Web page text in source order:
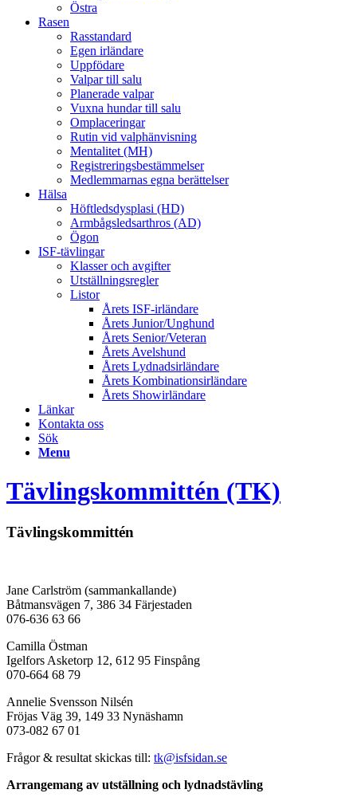
Östra
Rasen
Rasstandard
Egen irländare
Uppfödare
Valpar till salu
Planerade valpar
Vuxna hundar till salu
Omplaceringar
Rutin vid valphänvisning
Mentalitet (MH)
Registreringsbestämmelser
Medlemmarnas egna berättelser
Hälsa
Höftledsdysplasi (HD)
Armbågsledsarthros (AD)
Ögon
ISF-tävlingar
Klasser och avgifter
Utställningsregler
Listor
Årets ISF-irländare
Årets Junior/Unghund
Årets Senior/Veteran
Årets Avelshund
Årets Lydnadsirländare
Årets Kombinationsirländare
Årets Showirländare
Länkar
Kontakta oss
Sök
Menu
Tävlingskommittén (TK)
Tävlingskommittén
Jane Carlström (sammankallande)
Båtmansvägen 7, 386 34 Färjestaden
076-636 63 66
Camilla Östman
Igelfors Asketorp 12, 612 95 Finspång
070-664 68 79
Annelie Svensson Nilsén
Fröjas Väg 39, 149 33 Nynäshamn
073-082 67 01
Frågor & resultat skickas till: tk@isfsidan.se
Arrangemang av utställning och lydnadstävling